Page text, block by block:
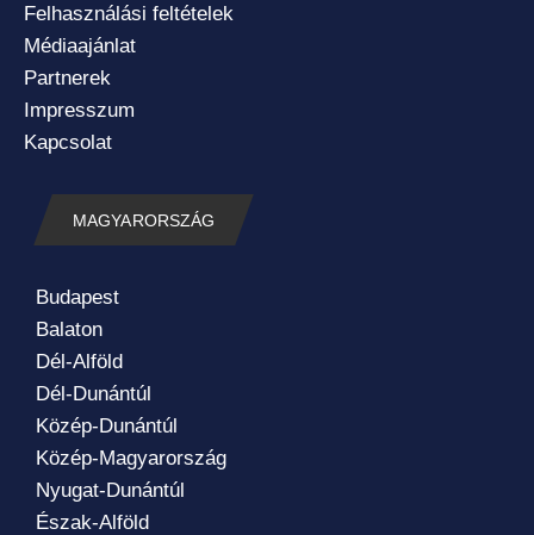
Felhasználási feltételek
Médiaajánlat
Partnerek
Impresszum
Kapcsolat
MAGYARORSZÁG
Budapest
Balaton
Dél-Alföld
Dél-Dunántúl
Közép-Dunántúl
Közép-Magyarország
Nyugat-Dunántúl
Észak-Alföld